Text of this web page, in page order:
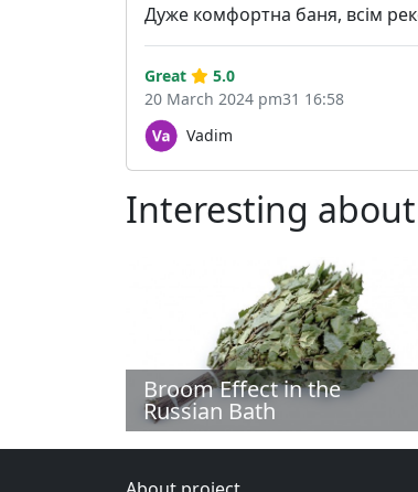
Дуже комфортна баня, всім
Vadim
Great
5.0
20 March 2024 pm31 16:58
Interesting
Broom Effect in the
Russian Bath